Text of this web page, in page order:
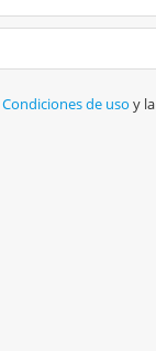
Condiciones de uso y la